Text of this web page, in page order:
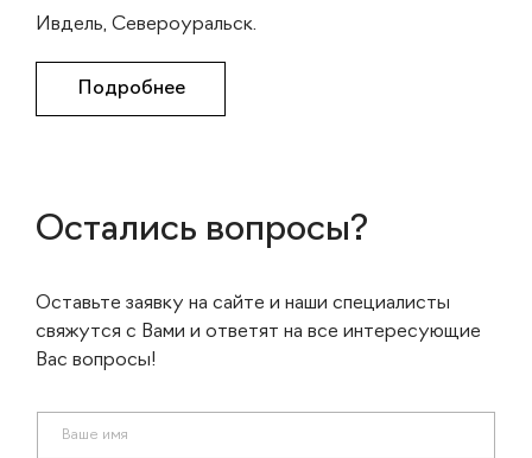
Ивдель, Североуральск.
Подробнее
Остались вопросы?
Оставьте заявку на сайте и наши специалисты
свяжутся с Вами и ответят на все интересующие
Вас вопросы!